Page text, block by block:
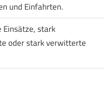
und Einfahrten.
Einsätze, stark
oder stark verwitterte